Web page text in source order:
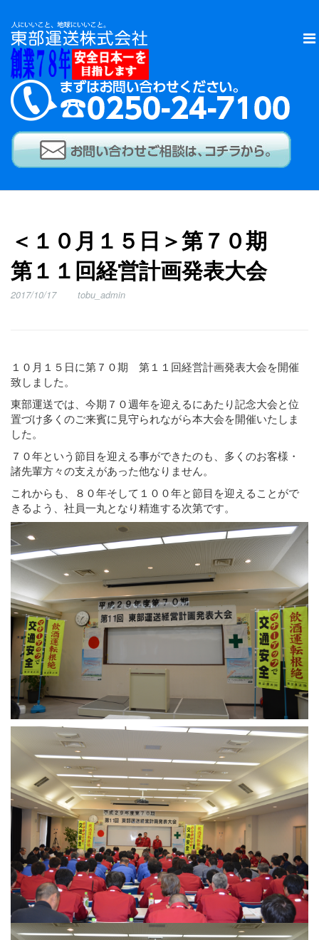
＜１０月１５日＞第７０期
第１１回経営計画発表大会
2017/10/17 tobu_admin
１０月１５日に第７０期 第１１回経営計画発表大会を開催
致しました。
東部運送では、今期７０週年を迎えるにあたり記念大会と位
置づけ多くのご来賓に見守られながら本大会を開催いたしま
した。
７０年という節目を迎える事ができたのも、多くのお客様・
諸先輩方々の支えがあった他なりません。
これからも、８０年そして１００年と節目を迎えることがで
きるよう、社員一丸となり精進する次第です。